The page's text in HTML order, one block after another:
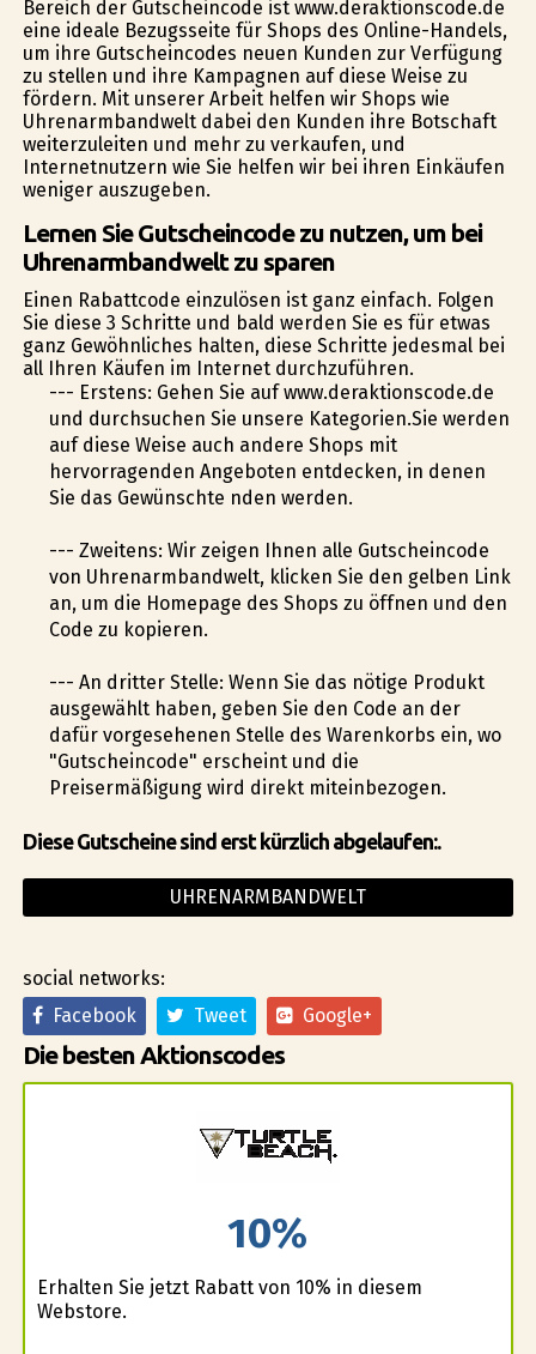
Bereich der Gutscheincode ist www.deraktionscode.de
eine ideale Bezugsseite für Shops des Online-Handels,
um ihre Gutscheincodes neuen Kunden zur Verfügung
zu stellen und ihre Kampagnen auf diese Weise zu
fördern. Mit unserer Arbeit helfen wir Shops wie
Uhrenarmbandwelt dabei den Kunden ihre Botschaft
weiterzuleiten und mehr zu verkaufen, und
Internetnutzern wie Sie helfen wir bei ihren Einkäufen
weniger auszugeben.
Lernen Sie Gutscheincode zu nutzen, um bei
Uhrenarmbandwelt zu sparen
Einen Rabattcode einzulösen ist ganz einfach. Folgen
Sie diese 3 Schritte und bald werden Sie es für etwas
ganz Gewöhnliches halten, diese Schritte jedesmal bei
all Ihren Käufen im Internet durchzuführen.
--- Erstens: Gehen Sie auf www.deraktionscode.de
und durchsuchen Sie unsere Kategorien.Sie werden
auf diese Weise auch andere Shops mit
hervorragenden Angeboten entdecken, in denen
Sie das Gewünschte finden werden.
--- Zweitens: Wir zeigen Ihnen alle Gutscheincode
von Uhrenarmbandwelt, klicken Sie den gelben Link
an, um die Homepage des Shops zu öffnen und den
Code zu kopieren.
--- An dritter Stelle: Wenn Sie das nötige Produkt
ausgewählt haben, geben Sie den Code an der
dafür vorgesehenen Stelle des Warenkorbs ein, wo
"Gutscheincode" erscheint und die
Preisermäßigung wird direkt miteinbezogen.
Diese Gutscheine sind erst kürzlich abgelaufen:.
UHRENARMBANDWELT
social networks:
Facebook
Tweet Google+
Die besten Aktionscodes
10%
Erhalten Sie jetzt Rabatt von 10% in diesem
Webstore.